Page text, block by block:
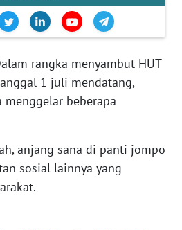
rangka menyambut HUT
1 juli mendatang,
menggelar beberapa
anjang sana di panti jompo
sosial lainnya yang